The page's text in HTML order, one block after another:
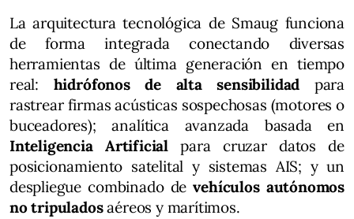
La arquitectura tecnológica de Smaug funciona
de forma integrada conectando diversas
herramientas de última generación en tiempo
real: hidrófonos de alta sensibilidad para
rastrear firmas acústicas sospechosas (motores o
buceadores); analítica avanzada basada en
Inteligencia Artificial para cruzar datos de
posicionamiento satelital y sistemas AIS; y un
despliegue combinado devehículos autónomos
no tripuladosaéreos y marítimos.